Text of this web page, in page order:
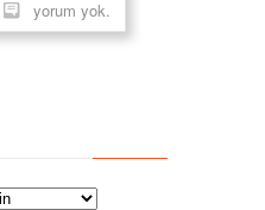
yorum yok.